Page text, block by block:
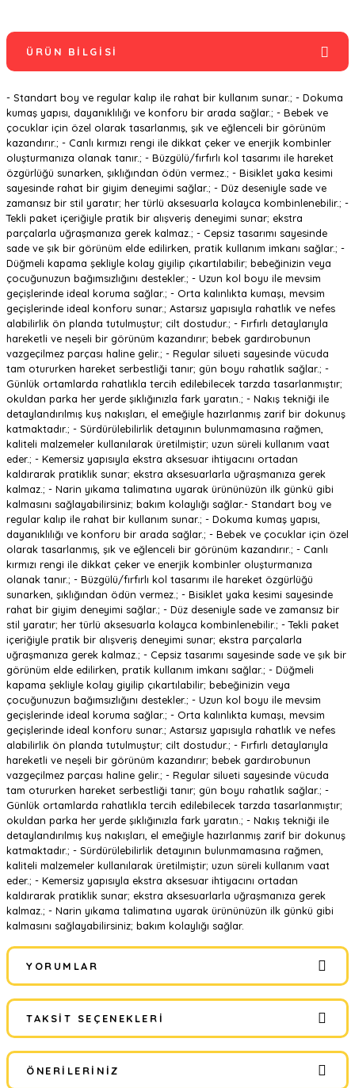
ÜRÜN BILGISI
- Standart boy ve regular kalıp ile rahat bir kullanım sunar.; - Dokuma
kumaş yapısı, dayanıklılığı ve konforu bir arada sağlar.; - Bebek ve
çocuklar için özel olarak tasarlanmış, şık ve eğlenceli bir görünüm
kazandırır.; - Canlı kırmızı rengi ile dikkat çeker ve enerjik kombinler
oluşturmanıza olanak tanır.; - Büzgülü/fırfırlı kol tasarımı ile hareket
özgürlüğü sunarken, şıklığından ödün vermez.; - Bisiklet yaka kesimi
sayesinde rahat bir giyim deneyimi sağlar.; - Düz deseniyle sade ve
zamansız bir stil yaratır; her türlü aksesuarla kolayca kombinlenebilir.; -
Tekli paket içeriğiyle pratik bir alışveriş deneyimi sunar; ekstra
parçalarla uğraşmanıza gerek kalmaz.; - Cepsiz tasarımı sayesinde
sade ve şık bir görünüm elde edilirken, pratik kullanım imkanı sağlar.; -
Düğmeli kapama şekliyle kolay giyilip çıkartılabilir; bebeğinizin veya
çocuğunuzun bağımsızlığını destekler.; - Uzun kol boyu ile mevsim
geçişlerinde ideal koruma sağlar.; - Orta kalınlıkta kumaşı, mevsim
geçişlerinde ideal konforu sunar.; Astarsız yapısıyla rahatlık ve nefes
alabilirlik ön planda tutulmuştur; cilt dostudur.; - Fırfırlı detaylarıyla
hareketli ve neşeli bir görünüm kazandırır; bebek gardırobunun
vazgeçilmez parçası haline gelir.; - Regular silueti sayesinde vücuda
tam otururken hareket serbestliği tanır; gün boyu rahatlık sağlar.; -
Günlük ortamlarda rahatlıkla tercih edilebilecek tarzda tasarlanmıştır;
okuldan parka her yerde şıklığınızla fark yaratın.; - Nakış tekniği ile
detaylandırılmış kuş nakışları, el emeğiyle hazırlanmış zarif bir dokunuş
katmaktadır.; - Sürdürülebilirlik detayının bulunmamasına rağmen,
kaliteli malzemeler kullanılarak üretilmiştir; uzun süreli kullanım vaat
eder.; - Kemersiz yapısıyla ekstra aksesuar ihtiyacını ortadan
kaldırarak pratiklik sunar; ekstra aksesuarlarla uğraşmanıza gerek
kalmaz.; - Narin yıkama talimatına uyarak ürününüzün ilk günkü gibi
kalmasını sağlayabilirsiniz; bakım kolaylığı sağlar.- Standart boy ve
regular kalıp ile rahat bir kullanım sunar.; - Dokuma kumaş yapısı,
dayanıklılığı ve konforu bir arada sağlar.; - Bebek ve çocuklar için özel
olarak tasarlanmış, şık ve eğlenceli bir görünüm kazandırır.; - Canlı
kırmızı rengi ile dikkat çeker ve enerjik kombinler oluşturmanıza
olanak tanır.; - Büzgülü/fırfırlı kol tasarımı ile hareket özgürlüğü
sunarken, şıklığından ödün vermez.; - Bisiklet yaka kesimi sayesinde
rahat bir giyim deneyimi sağlar.; - Düz deseniyle sade ve zamansız bir
stil yaratır; her türlü aksesuarla kolayca kombinlenebilir.; - Tekli paket
içeriğiyle pratik bir alışveriş deneyimi sunar; ekstra parçalarla
uğraşmanıza gerek kalmaz.; - Cepsiz tasarımı sayesinde sade ve şık bir
görünüm elde edilirken, pratik kullanım imkanı sağlar.; - Düğmeli
kapama şekliyle kolay giyilip çıkartılabilir; bebeğinizin veya
çocuğunuzun bağımsızlığını destekler.; - Uzun kol boyu ile mevsim
geçişlerinde ideal koruma sağlar.; - Orta kalınlıkta kumaşı, mevsim
geçişlerinde ideal konforu sunar.; Astarsız yapısıyla rahatlık ve nefes
alabilirlik ön planda tutulmuştur; cilt dostudur.; - Fırfırlı detaylarıyla
hareketli ve neşeli bir görünüm kazandırır; bebek gardırobunun
vazgeçilmez parçası haline gelir.; - Regular silueti sayesinde vücuda
tam otururken hareket serbestliği tanır; gün boyu rahatlık sağlar.; -
Günlük ortamlarda rahatlıkla tercih edilebilecek tarzda tasarlanmıştır;
okuldan parka her yerde şıklığınızla fark yaratın.; - Nakış tekniği ile
detaylandırılmış kuş nakışları, el emeğiyle hazırlanmış zarif bir dokunuş
katmaktadır.; - Sürdürülebilirlik detayının bulunmamasına rağmen,
kaliteli malzemeler kullanılarak üretilmiştir; uzun süreli kullanım vaat
eder.; - Kemersiz yapısıyla ekstra aksesuar ihtiyacını ortadan
kaldırarak pratiklik sunar; ekstra aksesuarlarla uğraşmanıza gerek
kalmaz.; - Narin yıkama talimatına uyarak ürününüzün ilk günkü gibi
kalmasını sağlayabilirsiniz; bakım kolaylığı sağlar.
YORUMLAR
Bu ürüne ilk yorumu siz yapın!
Yorum Yaz
TAKSIT SEÇENEKLERI
ÖNERILERINIZ